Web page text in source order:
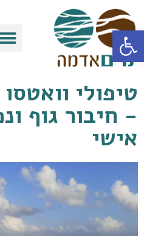
פתח סרגל נגישות
טיפולי
- חיבור גוף
אישי